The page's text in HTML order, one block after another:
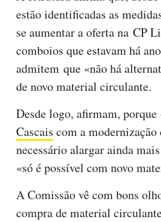
estão identificadas as
se aumentar a oferta na CP
comboios que estavam há
admitem que «não há
de novo material circulante.
Desde logo, afirmam, porque
Cascais com a
necessário alargar ainda
«só é possível com novo
A Comissão vê com bons
compra de material